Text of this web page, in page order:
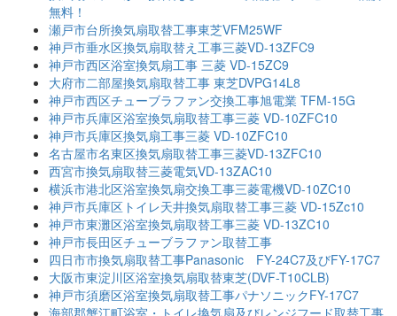
無料！
瀬戸市台所換気扇取替工事東芝VFM25WF
神戸市垂水区換気扇取替え工事三菱VD-13ZFC9
神戸市西区浴室換気扇工事 三菱 VD-15ZC9
大府市二部屋換気扇取替工事 東芝DVPG14L8
神戸市西区チューブラファン交換工事旭電業 TFM-15G
神戸市兵庫区浴室換気扇取替工事三菱 VD-10ZFC10
神戸市兵庫区換気扇工事三菱 VD-10ZFC10
名古屋市名東区換気扇取替工事三菱VD-13ZFC10
西宮市換気扇取替三菱電気VD-13ZAC10
横浜市港北区浴室換気扇交換工事三菱電機VD-10ZC10
神戸市兵庫区トイレ天井換気扇取替工事三菱 VD-15Zc10
神戸市東灘区浴室換気扇取替工事三菱 VD-13ZC10
神戸市長田区チューブラファン取替工事
四日市市換気扇取替工事Panasonic FY-24C7及びFY-17C7
大阪市東淀川区浴室換気扇取替東芝(DVF-T10CLB)
神戸市須磨区浴室換気扇取替工事パナソニックFY-17C7
海部郡蟹江町浴室・トイレ換気扇及びレンジフード取替工事